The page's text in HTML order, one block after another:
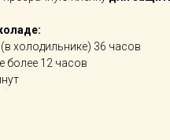
холодильнике) 36 часов
более 12 часов